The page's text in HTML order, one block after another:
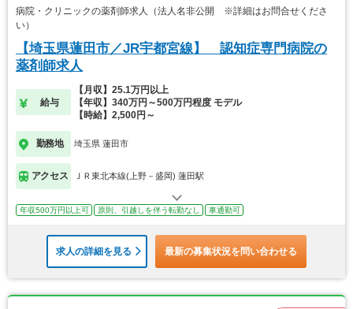
病院・クリニックの薬剤師求人（法人名非公開 ※詳細はお問合せくださ
い）
【埼玉県蓮田市／JR宇都宮線】 認知症専門病院の
薬剤師求人
給与
【月収】25.1万円以上
【年収】340万円～500万円程度 モデル
【時給】2,500円～
勤務地 埼玉県 蓮田市
アクセス ＪＲ東北本線(上野－盛岡) 蓮田駅
年収500万円以上可 原則、引越しを伴う転勤なし 車通勤可
求人の詳細を見る 最新の募集状況を問い合わせる